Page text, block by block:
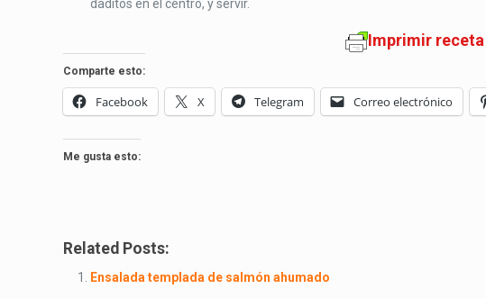
daditos en el centro, y servir.
Imprimir receta
Comparte esto:
Facebook X Telegram Correo electrónico
Me gusta esto:
Related Posts:
Ensalada templada de salmón ahumado